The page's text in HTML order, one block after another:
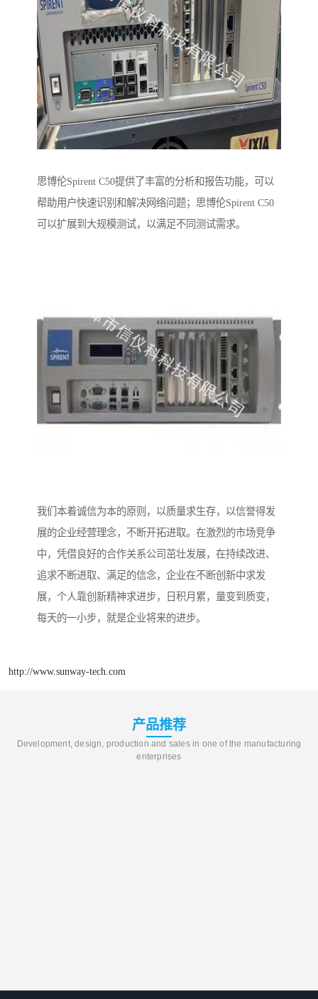
思博伦Spirent C50提供了丰富的分析和报告功能，可以
帮助用户快速识别和解决网络问题；思博伦Spirent C50
可以扩展到大规模测试，以满足不同测试需求。
我们本着诚信为本的原则，以质量求生存，以信誉得发
展的企业经营理念，不断开拓进取。在激烈的市场竞争
中，凭借良好的合作关系公司茁壮发展，在持续改进、
追求不断进取、满足的信念，企业在不断创新中求发
展，个人靠创新精神求进步，日积月累，量变到质变，
每天的一小步，就是企业将来的进步。
http://www.sunway-tech.com
产品推荐
Development, design, production and sales in one of the manufacturing
enterprises